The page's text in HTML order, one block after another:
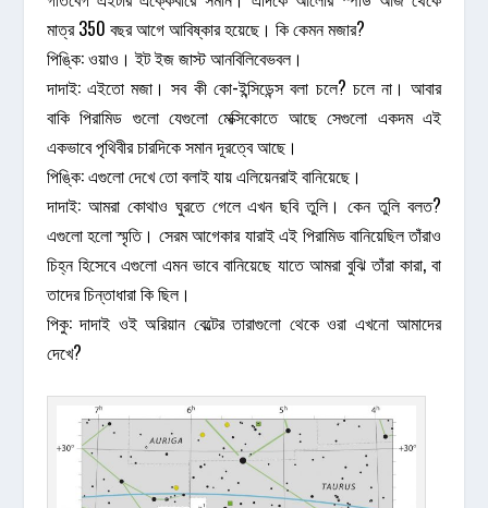
মাত্র 350 বছর আগে আবিষ্কার হয়েছে। কি কেমন মজার?
পিঙ্কি: ওয়াও। ইট ইজ জাস্ট আনবিলিবেভবল।
দাদাই: এইতো মজা। সব কী কো-ইন্সিডেন্স বলা চলে? চলে না। আবার
বাকি পিরামিড গুলো যেগুলো মেক্সিকোতে আছে সেগুলো একদম এই
একভাবে পৃথিবীর চারদিকে সমান দূরত্বে আছে।
পিঙ্কি: এগুলো দেখে তো বলাই যায় এলিয়েনরাই বানিয়েছে।
দাদাই: আমরা কোথাও ঘুরতে গেলে এখন ছবি তুলি। কেন তুলি বলত?
এগুলো হলো স্মৃতি। সেরম আগেকার যারাই এই পিরামিড বানিয়েছিল তাঁরাও
চিহ্ন হিসেবে এগুলো এমন ভাবে বানিয়েছে যাতে আমরা বুঝি তাঁরা কারা, বা
তাদের চিন্তাধারা কি ছিল।
পিকু: দাদাই ওই অরিয়ান বেল্টের তারাগুলো থেকে ওরা এখনো আমাদের
দেখে?